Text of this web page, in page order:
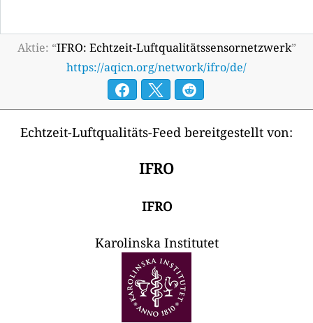
Aktie: “IFRO: Echtzeit-Luftqualitätssensornetzwerk”
https://aqicn.org/network/ifro/de/
Echtzeit-Luftqualitäts-Feed bereitgestellt von:
IFRO
IFRO
Karolinska Institutet